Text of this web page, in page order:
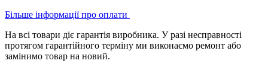
Більше інформації про оплати
На всі товари діє гарантія виробника. У разі несправності
протягом гарантійного терміну ми виконаємо ремонт або
замінимо товар на новий.